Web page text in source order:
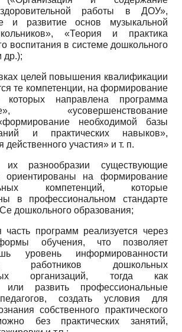
оздоровительной работы в ДОУ»,
и развитие основ музыкальной
«Теория и практика
воспитания в системе дошкольного
др.);
целей повышения квалификации
те компетенции, на формирование
которых направлена программа
«усовершенствование
необходимой базы
и практических навыков»,
действенного участия» и т. п.
разнообразии существующие
на формирование
компетенций, которые
в профессиональном стандарте
дошкольного образования;
часть программ реализуется через
обучения, что позволяет
уровень информированности
работников дошкольных
организаций, тогда как
или развить профессиональные
создать условия для
собственного практического
без практических занятий,